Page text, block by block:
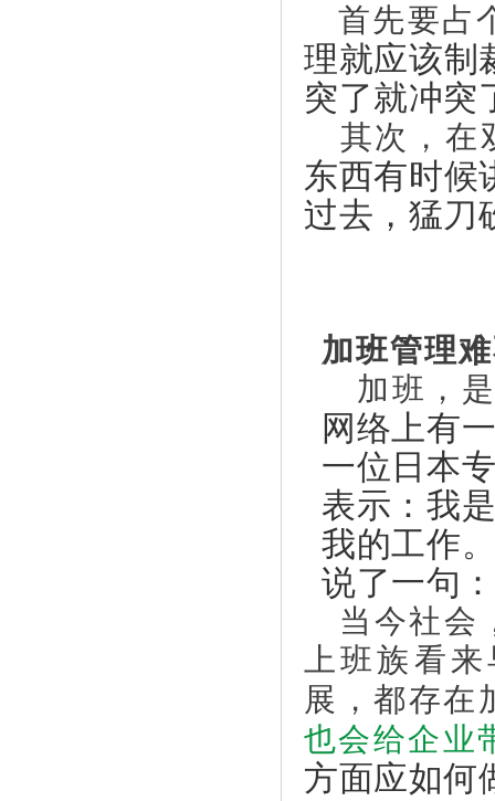
首先要占
理就应该制
突了就冲突
其次，在
东西有时候
过去，猛刀
加班管理
加班，是
网络上有
一位日本
表示：我
我的工作
说了一句
当今社会
上班族看
展，都存在
也会给企业
方面应如何